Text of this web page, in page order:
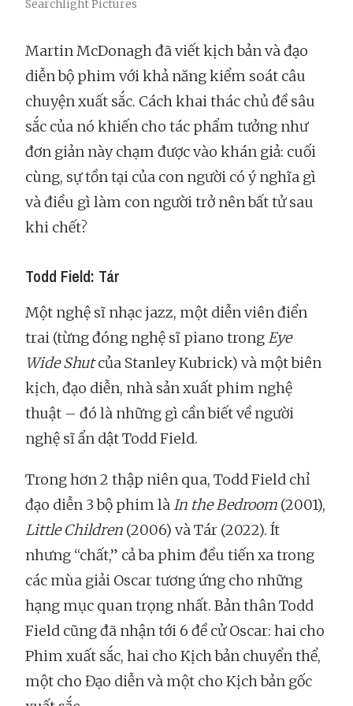
Searchlight Pictures
Martin McDonagh đã viết kịch bản và đạo
diễn bộ phim với khả năng kiểm soát câu
chuyện xuất sắc. Cách khai thác chủ đề sâu
sắc của nó khiến cho tác phẩm tưởng như
đơn giản này chạm được vào khán giả: cuối
cùng, sự tồn tại của con người có ý nghĩa gì
và điều gì làm con người trở nên bất tử sau
khi chết?
Todd Field: Tár
Một nghệ sĩ nhạc jazz, một diễn viên điển
trai (từng đóng nghệ sĩ piano trongEye
Wide Shutcủa Stanley Kubrick) và một biên
kịch, đạo diễn, nhà sản xuất phim nghệ
thuật – đó là những gì cần biết về người
nghệ sĩ ẩn dật Todd Field.
Trong hơn 2 thập niên qua, Todd Field chỉ
đạo diễn 3 bộ phim làIn the Bedroom (2001),
Little Children (2006) và Tár (2022). Ít
nhưng “chất,” cả ba phim đều tiến xa trong
các mùa giải Oscar tương ứng cho những
hạng mục quan trọng nhất. Bản thân Todd
Field cũng đã nhận tới 6 đề cử Oscar: hai cho
Phim xuất sắc, hai cho Kịch bản chuyển thể,
một cho Đạo diễn và một cho Kịch bản gốc